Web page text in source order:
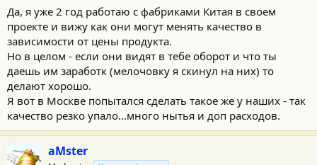
Когда разговор идет о менталитете наций, идентичности,
законности, скажем так совокупности этих понятий, то мы
получаем что «запад», в первую очередь США и Европа,
обложились сами и навязали миру, а по факту это защита своих
рынков (ну поскольку они этапы становления своих экономик
проходили тогда когда весть остальной мир был еще под их
колониями и по Марксу отставал на порядок в экономическо-
политическом строе) от конкуренции. Навязывание
стандартов, авторских прав итд. Очень подробно это описано в
книге “Злые самаритяне”, Ха-Джун Чанг. (покупать не
обязательно, могу поискать где то была в FB2 формате)
Читается не очень легко, много профессиональной
терминологии, но очень познавательно. Отдельно
Да, я уже 2 год работаю с фабриками Китая в своем
проекте и вижу как они могут менять качество в
зависимости от цены продукта.
Но в целом - если они видят в тебе оборот и что ты
даешь им заработк (мелочовку я скинул на них) то
делают хорошо.
Я вот в Москве попытался сделать такое же у наших - так
качество резко упало...много нытья и доп расходов.
aMster